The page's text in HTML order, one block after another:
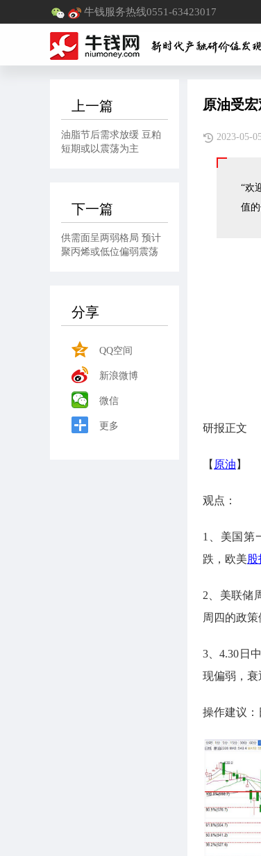
牛钱服务热线0551-63423017
上一篇
油脂节后需求放缓 豆粕
短期或以震荡为主
下一篇
供需面呈两弱格局 预计
聚丙烯或低位偏弱震荡
分享
QQ空间
新浪微博
微信
更多
原油受
2023-05-
“欢
值
研报正文
【 原油 】
观点：
1、美国第
跌，欧美股
2、美联储
周四的政策
3、4.30日
现偏弱，衰
操作建议：